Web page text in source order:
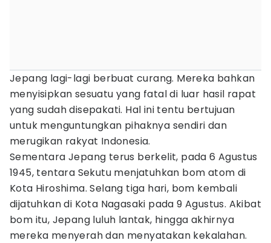
Jepang lagi-lagi berbuat curang. Mereka bahkan
menyisipkan sesuatu yang fatal di luar hasil rapat
yang sudah disepakati. Hal ini tentu bertujuan
untuk menguntungkan pihaknya sendiri dan
merugikan rakyat Indonesia.
Sementara Jepang terus berkelit, pada 6 Agustus
1945, tentara Sekutu menjatuhkan bom atom di
Kota Hiroshima. Selang tiga hari, bom kembali
dijatuhkan di Kota Nagasaki pada 9 Agustus. Akibat
bom itu, Jepang luluh lantak, hingga akhirnya
mereka menyerah dan menyatakan kekalahan.